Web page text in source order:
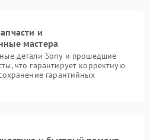
и
мастера
детали Sony и прошедшие
что гарантирует корректную
гарантийных